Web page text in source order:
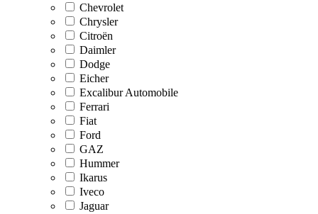
Chevrolet
Chrysler
Citroën
Daimler
Dodge
Eicher
Excalibur Automobile
Ferrari
Fiat
Ford
GAZ
Hummer
Ikarus
Iveco
Jaguar